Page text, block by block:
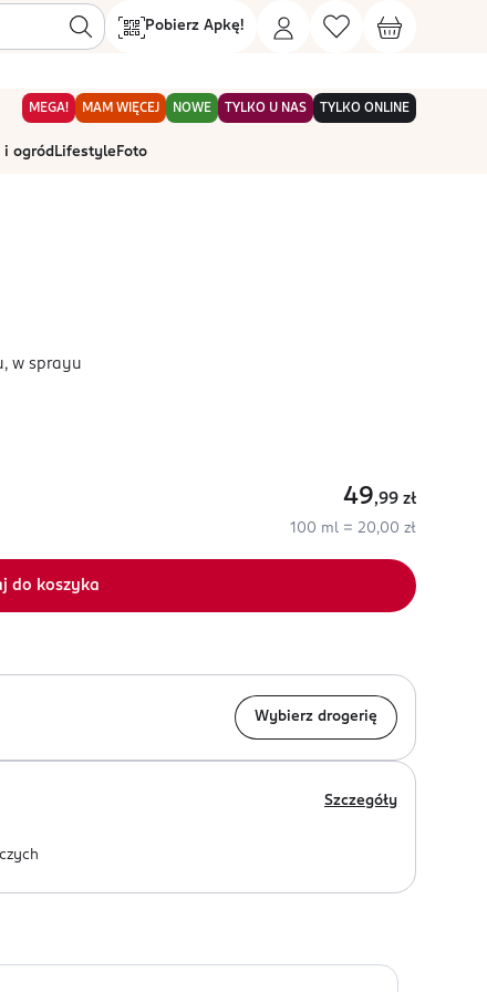
Pobierz Apkę!
MEGA! MAM WIĘCEJ NOWE TYLKO U NAS TYLKO ONLINE
i ogród Lifestyle Foto
w sprayu
49,99 zł
100 ml = 20,00 zł
do koszyka
Wybierz drogerię
Szczegóły